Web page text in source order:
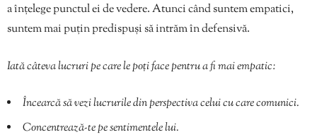
a înțelege punctul ei de vedere. Atunci când suntem empatici,
suntem mai puțin predispuși să intrăm în defensivă.
Iată câteva lucruri pe care le poți face pentru a fi mai empatic:
Încearcă să vezi lucrurile din perspectiva celui cu care comunici.
Concentrează-te pe sentimentele lui.